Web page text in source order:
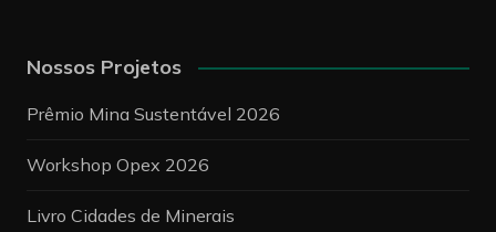
Nossos Projetos
Prêmio Mina Sustentável 2026
Workshop Opex 2026
Livro Cidades de Minerais